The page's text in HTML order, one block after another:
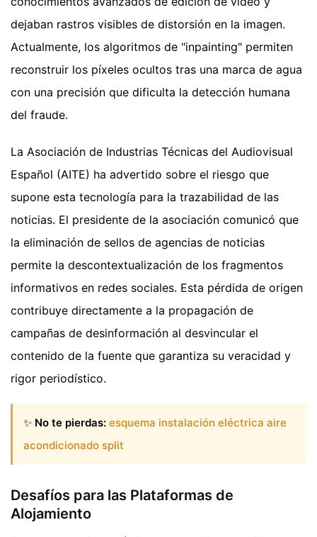
dejaban rastros visibles de distorsión en la imagen.
Actualmente, los algoritmos de "inpainting" permiten
reconstruir los píxeles ocultos tras una marca de agua
con una precisión que dificulta la detección humana
del fraude.
La Asociación de Industrias Técnicas del Audiovisual
Español (AITE) ha advertido sobre el riesgo que
supone esta tecnología para la trazabilidad de las
noticias. El presidente de la asociación comunicó que
la eliminación de sellos de agencias de noticias
permite la descontextualización de los fragmentos
informativos en redes sociales. Esta pérdida de origen
contribuye directamente a la propagación de
campañas de desinformación al desvincular el
contenido de la fuente que garantiza su veracidad y
rigor periodístico.
✨ No te pierdas: esquema instalación eléctrica aire
acondicionado split
Desafíos para las Plataformas de
Alojamiento